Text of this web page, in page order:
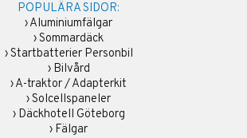
POPULÄRA SIDOR:
›Aluminiumfälgar
›Sommardäck
›Startbatterier Personbil
› Bilvård
›A-traktor / Adapterkit
›Solcellspaneler
› Däckhotell Göteborg
› Fälgar